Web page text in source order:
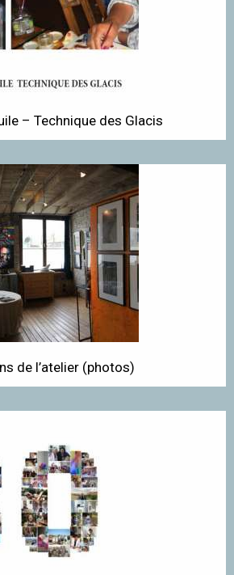
– Technique des Glacis
de l’atelier (photos)